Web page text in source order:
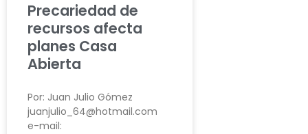
Precariedad de
recursos afecta
planes Casa
Abierta
Por: Juan Julio Gómez
juanjulio_64@hotmail.com
e-mail: